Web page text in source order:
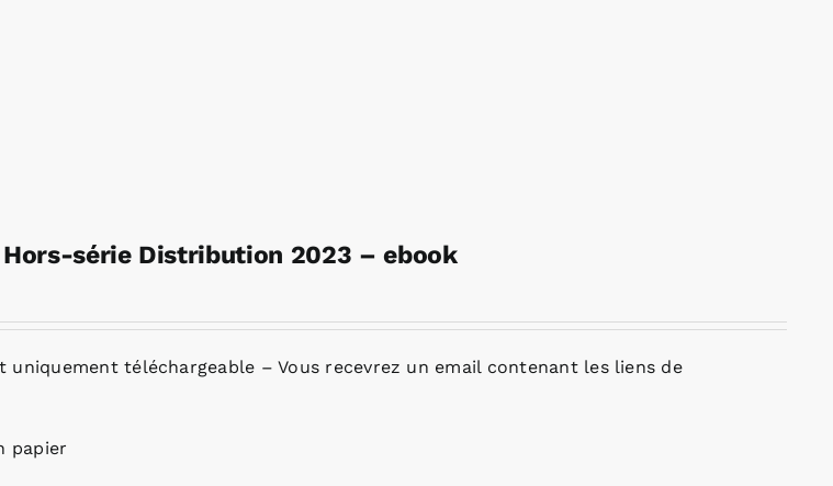
Hors-série Distribution 2023 – ebook
uniquement téléchargeable – Vous recevrez un email contenant les liens de
papier